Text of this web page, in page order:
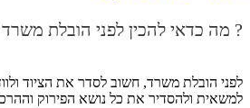
? מה כדאי להכין לפני הובלת משרד
לפני הובלת משרד, חשוב לסדר את הציוד
למשאית ולהסדיר את כל נושא הפירוק